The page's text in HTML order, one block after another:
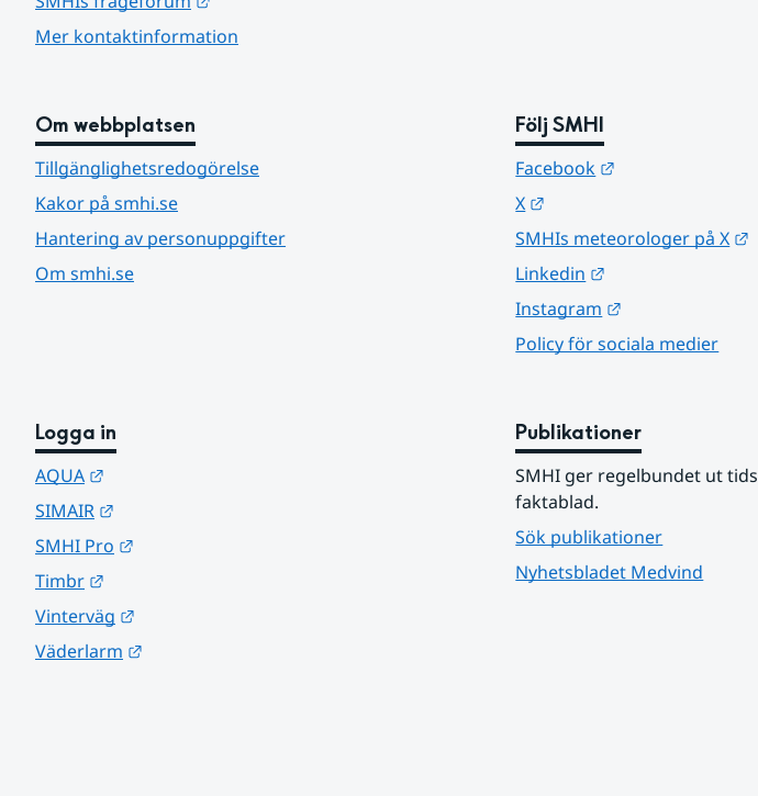
Mer kontaktinformation
Om webbplatsen
Tillgänglighetsredogörelse
Kakor på smhi.se
Hantering av personuppgifter
Om smhi.se
Följ SMHI
Facebook
X
SMHIs meteorologer på X
Linkedin
Instagram
Policy för sociala medier
Logga in
AQUA
SIMAIR
SMHI Pro
Timbr
Vinterväg
Väderlarm
Publikationer
SMHI ger regelbundet ut
faktablad.
Sök publikationer
Nyhetsbladet Medvind